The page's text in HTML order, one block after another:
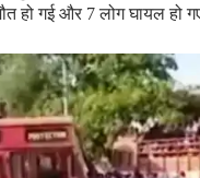
हो गई और 7 लोग घायल हो